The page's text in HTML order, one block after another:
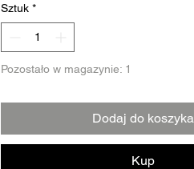
Sztuk *
Pozostało w magazynie: 1
Dodaj do koszyka
Kup